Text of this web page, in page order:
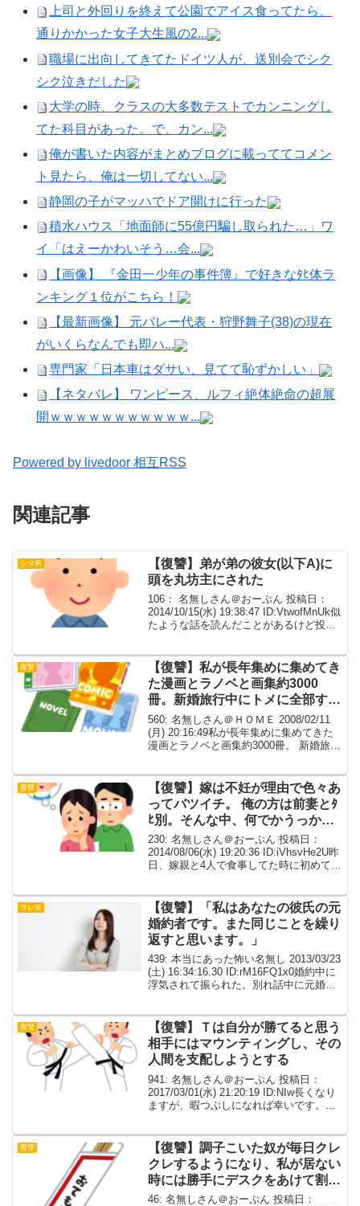
上司と外回りを終えて公園でアイス食ってたら、
通りかかった女子大生風の2...
職場に出向してきてたドイツ人が、送別会でシク
シク泣きだした
大学の時、クラスの大多数テストでカンニングし
てた科目があった。で、カン...
俺が書いた内容がまとめブログに載っててコメン
ト見たら、俺は一切してない...
静岡の子がマッハでドア開けに行った
積水ハウス「地面師に55億円騙し取られた…」ワ
イ「はえーかわいそう…会...
【画像】 『金田一少年の事件簿』で好きなﾀﾋ体ラ
ンキング１位がこちら！
【最新画像】 元バレー代表・狩野舞子(38)の現在
がいくらなんでも即ハ...
専門家「日本車はダサい、見てて恥ずかしい」
【ネタバレ】 ワンピース、ルフィ絶体絶命の超展
開ｗｗｗｗｗｗｗｗｗｗｗ...
Powered by livedoor 相互RSS
関連記事
シタ男
【復讐】弟が弟の彼女(以下A)に
頭を丸坊主にされた
106： 名無しさん＠おーぷん 投稿日：
2014/10/15(水) 19:38:47 ID:VtwofMnUk似
たような話を読んだことがあるけど投
ない現役工場作...
復讐
【復讐】私が長年集めに集めてき
た漫画とラノベと画集約3000
冊。新婚旅行中にトメに全部すて
られた。
560: 名無しさん＠ＨＯＭＥ 2008/02/11
(月) 20:16:49私が長年集めに集めてきた
漫画とラノベと画集約3000冊。 新婚旅行
ゼント。 トメご自慢の...
復讐
【復讐】嫁は不妊が理由で色々あ
ってバツイチ。 俺の方は前妻とﾀ
ﾋ別。そんな中、何でかうっかり
妊娠させてしまった。
230: 名無しさん＠おーぷん 投稿日：
2014/08/06(水) 19:20:36 ID:iVhsvHe2U昨
日、嫁親と4人で食事してた時に初めて聞
俺の方は前妻とﾀﾋ...
サレ女
【復讐】「私はあなたの彼氏の元
婚約者です。また同じことを繰り
返すと思います。」
439: 本当にあった怖い名無し 2013/03/23
(土) 16:34:16.30 ID:rM16FQ1x0婚約中に
浮気されて振られた。別れ話中に元婚約
た。「私はあ...
復讐
【復讐】Ｔは自分が勝てると思う
相手にはマウンティングし、その
人間を支配しようとする
941: 名無しさん＠おーぷん 投稿日：
2017/03/01(水) 21:20:19 ID:NIw長くなり
ますが、暇つぶしになれば幸いです。高
れ＋中学までフルコン空手の...
復讐
【復讐】調子こいた奴が毎日クレ
クレするようになり、私が居ない
時には勝手にデスクをあけて割り
箸を持っていくようになった
46: 名無しさん＠おーぷん 投稿日：